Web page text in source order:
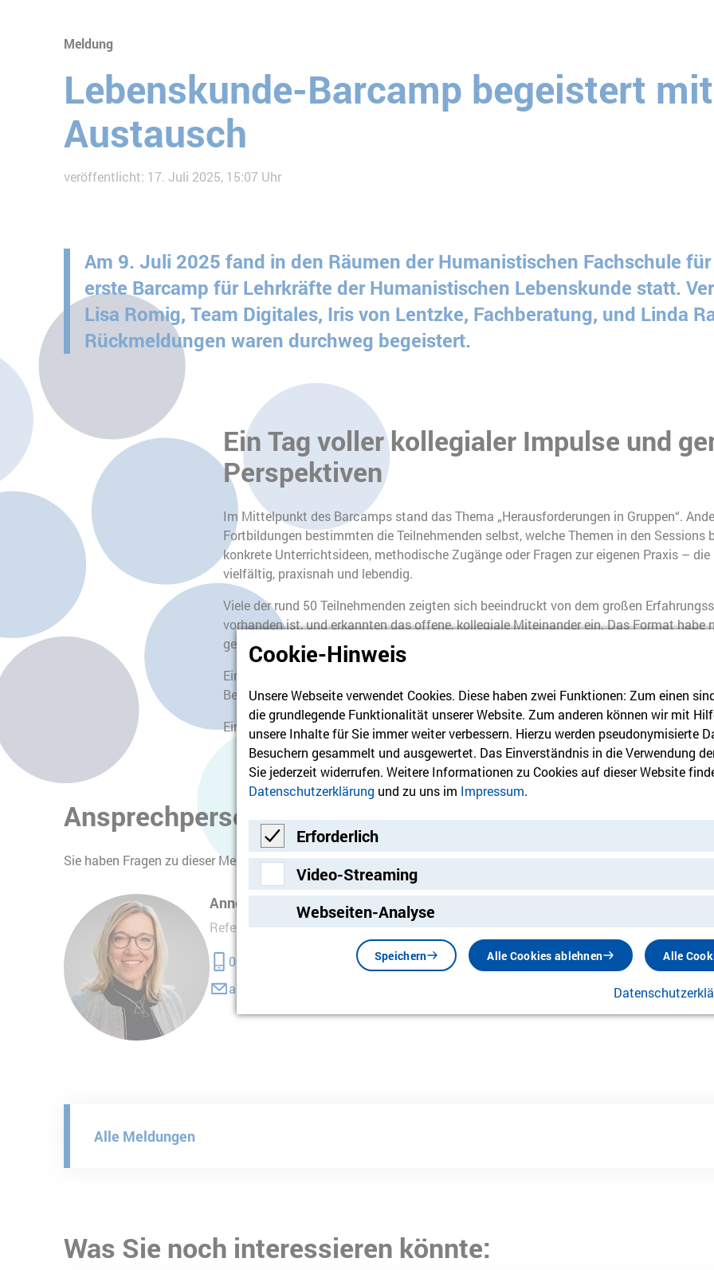
Meldung
Lebenskunde-Barcamp begeistert
Austausch
veröffentlicht: 17. Juli 2025, 15:07 Uhr
Am 9. Juli 2025 fand in den Räumen der Humanistischen Fachschule
erste Barcamp für Lehrkräfte der Humanistischen Lebenskunde statt.
Lisa Romig, Team Digitales, Iris von Lentzke, Fachberatung, und Linda
Rückmeldungen waren durchweg begeistert.
Ein Tag voller kollegialer Impulse und
Perspektiven
Im Mittelpunkt des Barcamps stand das Thema „Herausforderungen in Gruppen“.
Fortbildungen bestimmten die Teilnehmenden selbst, welche Themen in den Sessions
konkrete Unterrichtsideen, methodische Zugänge oder Fragen zur eigenen Praxis – die
vielfältig, praxisnah und lebendig.
Viele der rund 50 Teilnehmenden zeigten sich beeindruckt von dem großen
vorhanden ist, und erkannten das offene, kollegiale Miteinander ein. Das Format habe
geliefert, sondern auch den Zusammenhalt unter den Lehrkräften gestärkt, so das
Ein besonderer Dank gilt den drei Organisatorinnen, die mit viel Engagement und
Bedürfnisse eine rundum gelungene Veranstaltung ermöglicht haben.
Eine Fortsetzung ist ausdrücklich erwünscht. Denn eins ist klar: Dieses Format hat
Ansprechperson
Sie haben Fragen zu dieser Meldung? Dann wenden Sie sich bitte an:
Anne Gastmann
Referentin Bildungsmarketing
0175 95 39 401
a.gastmann@hvd-bb.de
Alle Meldungen
Was Sie noch interessieren könnte:
Cookie-Hinweis
Unsere Webseite verwendet Cookies. Diese haben zwei Funktionen: Zum einen
die grundlegende Funktionalität unserer Website. Zum anderen können wir mit
unsere Inhalte für Sie immer weiter verbessern. Hierzu werden pseudonymisierte
Besuchern gesammelt und ausgewertet. Das Einverständnis in die Verwendung
Sie jederzeit widerrufen. Weitere Informationen zu Cookies auf dieser Website
Datenschutzerklärung und zu uns im Impressum.
Erforderlich
Erforderlich
Video-Streaming
Video-Streaming
Webseiten-Analyse
Speichern Alle Cookies ablehnen Alle